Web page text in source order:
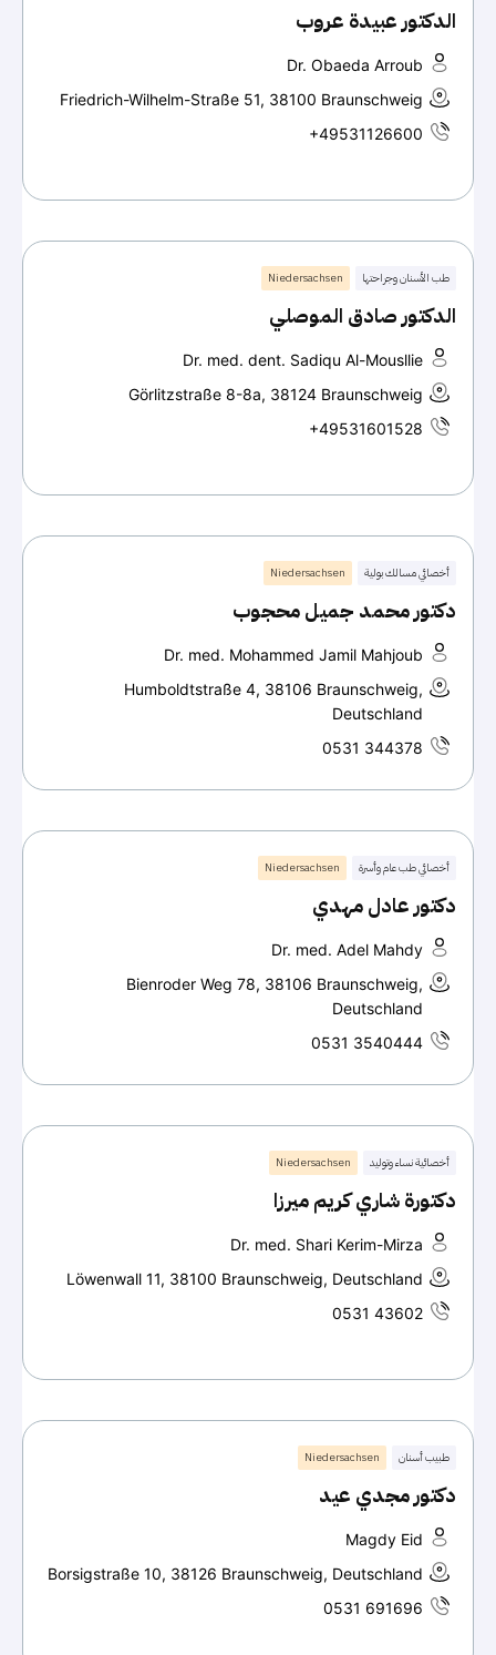
الدكتور عبيدة عروب
Dr. Obaeda Arroub
Friedrich-Wilhelm-Straße 51, 38100 Braunschweig
+49531126600
طب الأسنان وجراحتها Niedersachsen
الدكتور صادق الموصلي
Dr. med. dent. Sadiqu Al-Mousllie
Görlitzstraße 8-8a, 38124 Braunschweig
+49531601528
أخصائي مسالك بولية Niedersachsen
دكتور محمد جميل محجوب
Dr. med. Mohammed Jamil Mahjoub
Humboldtstraße 4, 38106 Braunschweig,
Deutschland
0531 344378
أخصائي طب عام وأسرة Niedersachsen
دكتور عادل مهدي
Dr. med. Adel Mahdy
Bienroder Weg 78, 38106 Braunschweig,
Deutschland
0531 3540444
أخصائية نساء وتوليد Niedersachsen
دكتورة شاري كريم ميرزا
Dr. med. Shari Kerim-Mirza
Löwenwall 11, 38100 Braunschweig, Deutschland
0531 43602
طبيب أسنان Niedersachsen
دكتور مجدي عيد
Magdy Eid
Borsigstraße 10, 38126 Braunschweig, Deutschland
0531 691696